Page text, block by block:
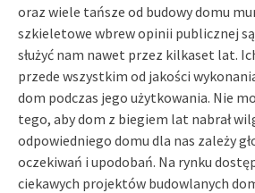
oraz wiele tańsze od budowy domu
szkieletowe wbrew opinii publicznej
służyć nam nawet przez kilkaset lat.
przede wszystkim od jakości
dom podczas jego użytkowania. Nie
tego, aby dom z biegiem lat nabrał
odpowiedniego domu dla nas zależy
oczekiwań i upodobań. Na rynku
ciekawych projektów budowlanych